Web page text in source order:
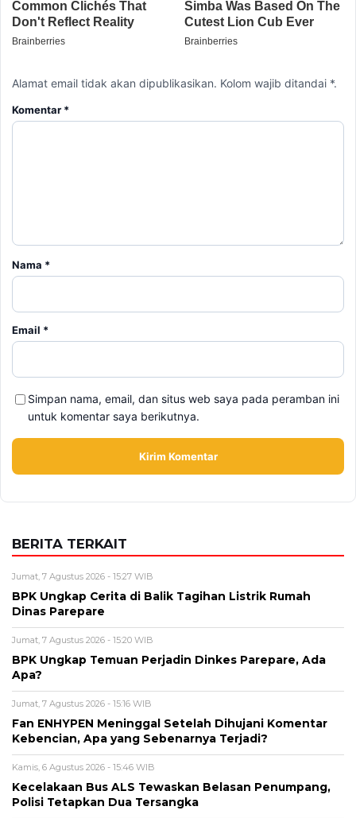
Alamat email tidak akan dipublikasikan. Kolom wajib ditandai *.
Komentar *
Nama *
Email *
Simpan nama, email, dan situs web saya pada peramban ini
untuk komentar saya berikutnya.
BERITA TERKAIT
Jumat, 7 Agustus 2026 - 15:27 WIB
BPK Ungkap Cerita di Balik Tagihan Listrik Rumah
Dinas Parepare
Jumat, 7 Agustus 2026 - 15:20 WIB
BPK Ungkap Temuan Perjadin Dinkes Parepare, Ada
Apa?
Jumat, 7 Agustus 2026 - 15:16 WIB
Fan ENHYPEN Meninggal Setelah Dihujani Komentar
Kebencian, Apa yang Sebenarnya Terjadi?
Kamis, 6 Agustus 2026 - 15:46 WIB
Kecelakaan Bus ALS Tewaskan Belasan Penumpang,
Polisi Tetapkan Dua Tersangka